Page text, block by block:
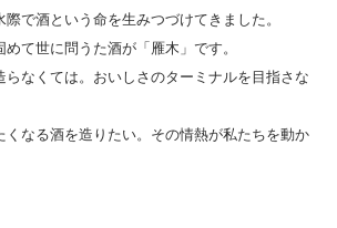
で酒という命を生みつづけてきました。
て世に問うた酒が「雁木」です。
らなくては。おいしさのターミナルを目指さな
くなる酒を造りたい。その情熱が私たちを動か